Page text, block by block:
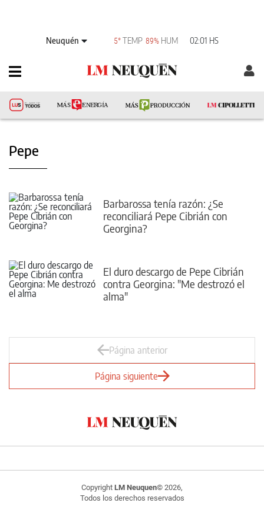
Neuquén 5° TEMP 89% HUM 02:01 HS
Pepe
Barbarossa tenía razón: ¿Se
reconciliará Pepe Cibrián con
Georgina?
El duro descargo de Pepe Cibrián
contra Georgina: "Me destrozó el
alma"
Página anterior
Página siguiente
Copyright LM Neuquen© 2026,
Todos los derechos reservados